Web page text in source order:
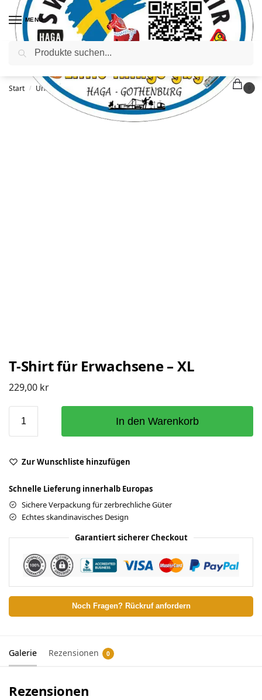
MENÜ
Start / Uncategorized / T-Shirt für Erwachsene – XL
T-Shirt für Erwachsene – XL
229,00 kr
In den Warenkorb
Zur Wunschliste hinzufügen
Schnelle Lieferung innerhalb Europas
Sichere Verpackung für zerbrechliche Güter
Echtes skandinavisches Design
Garantiert sicherer Checkout
Noch Fragen? Rückruf anfordern
Galerie Rezensionen 0
Rezensionen